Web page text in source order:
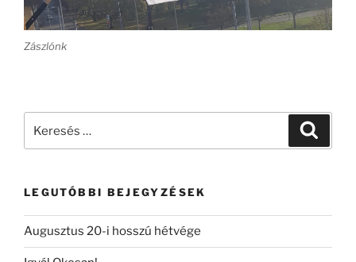
Zászlónk
LEGUTÓBBI BEJEGYZÉSEK
Augusztus 20-i hosszú hétvége